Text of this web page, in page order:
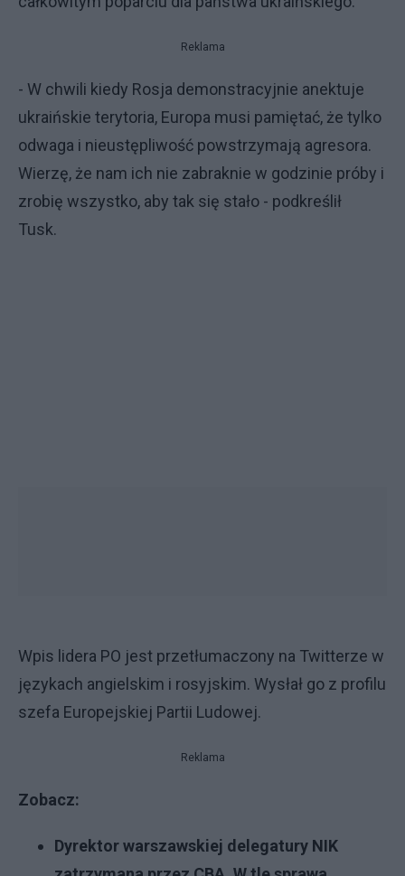
Reklama
- W chwili kiedy Rosja demonstracyjnie anektuje
ukraińskie terytoria, Europa musi pamiętać, że tylko
odwaga i nieustępliwość powstrzymają agresora.
Wierzę, że nam ich nie zabraknie w godzinie próby i
zrobię wszystko, aby tak się stało - podkreślił
Tusk.
Wpis lidera PO jest przetłumaczony na Twitterze w
językach angielskim i rosyjskim. Wysłał go z profilu
szefa Europejskiej Partii Ludowej.
Reklama
Zobacz:
Dyrektor warszawskiej delegatury NIK